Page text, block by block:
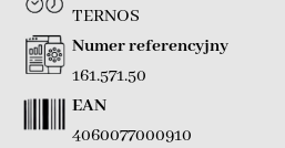
TERNOS
Numer referencyjny
161.571.50
EAN
4060077000910